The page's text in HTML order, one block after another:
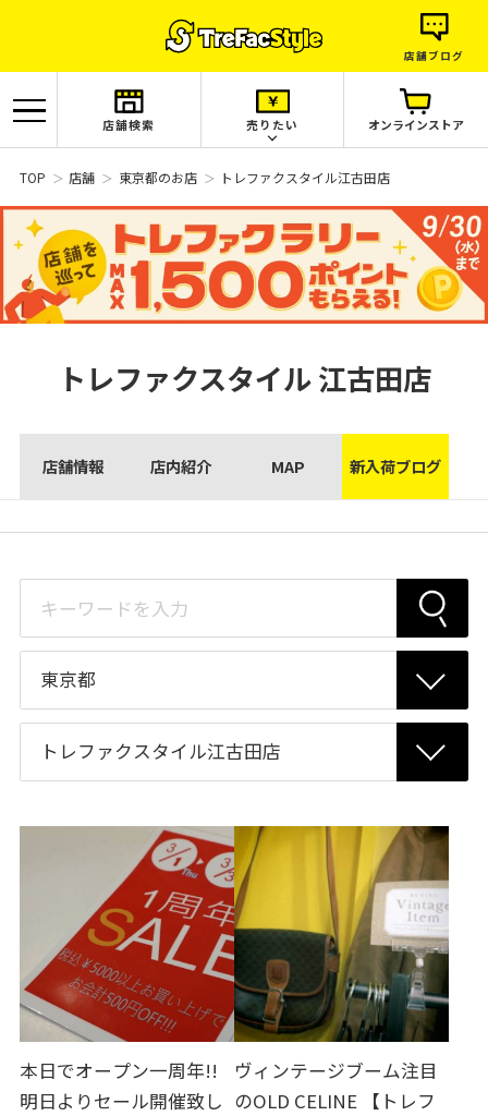
店舗ブログ
店舗検索 売りたい オンラインストア
TOP 店舗 東京都のお店 トレファクスタイル江古田店
トレファクスタイル江古田店
店舗情報 店内紹介 MAP 新入荷ブログ
本日でオープン一周年!!
明日よりセール開催致し
ヴィンテージブーム注目
のOLD CELINE 【トレフ